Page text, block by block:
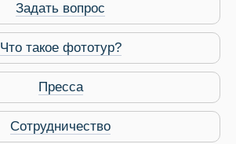
Задать вопрос
Что такое фототур?
Пресса
Сотрудничество